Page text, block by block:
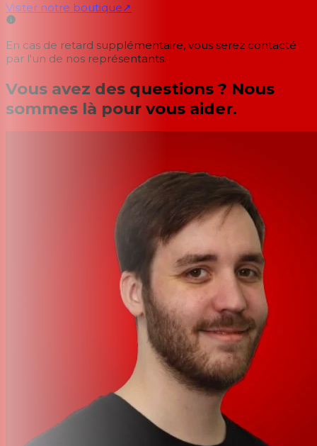
Visiter notre boutique↗
En cas de retard supplémentaire, vous serez contacté
par l'un de nos représentants.
Vous avez des questions ? Nous
sommes là pour vous aider.